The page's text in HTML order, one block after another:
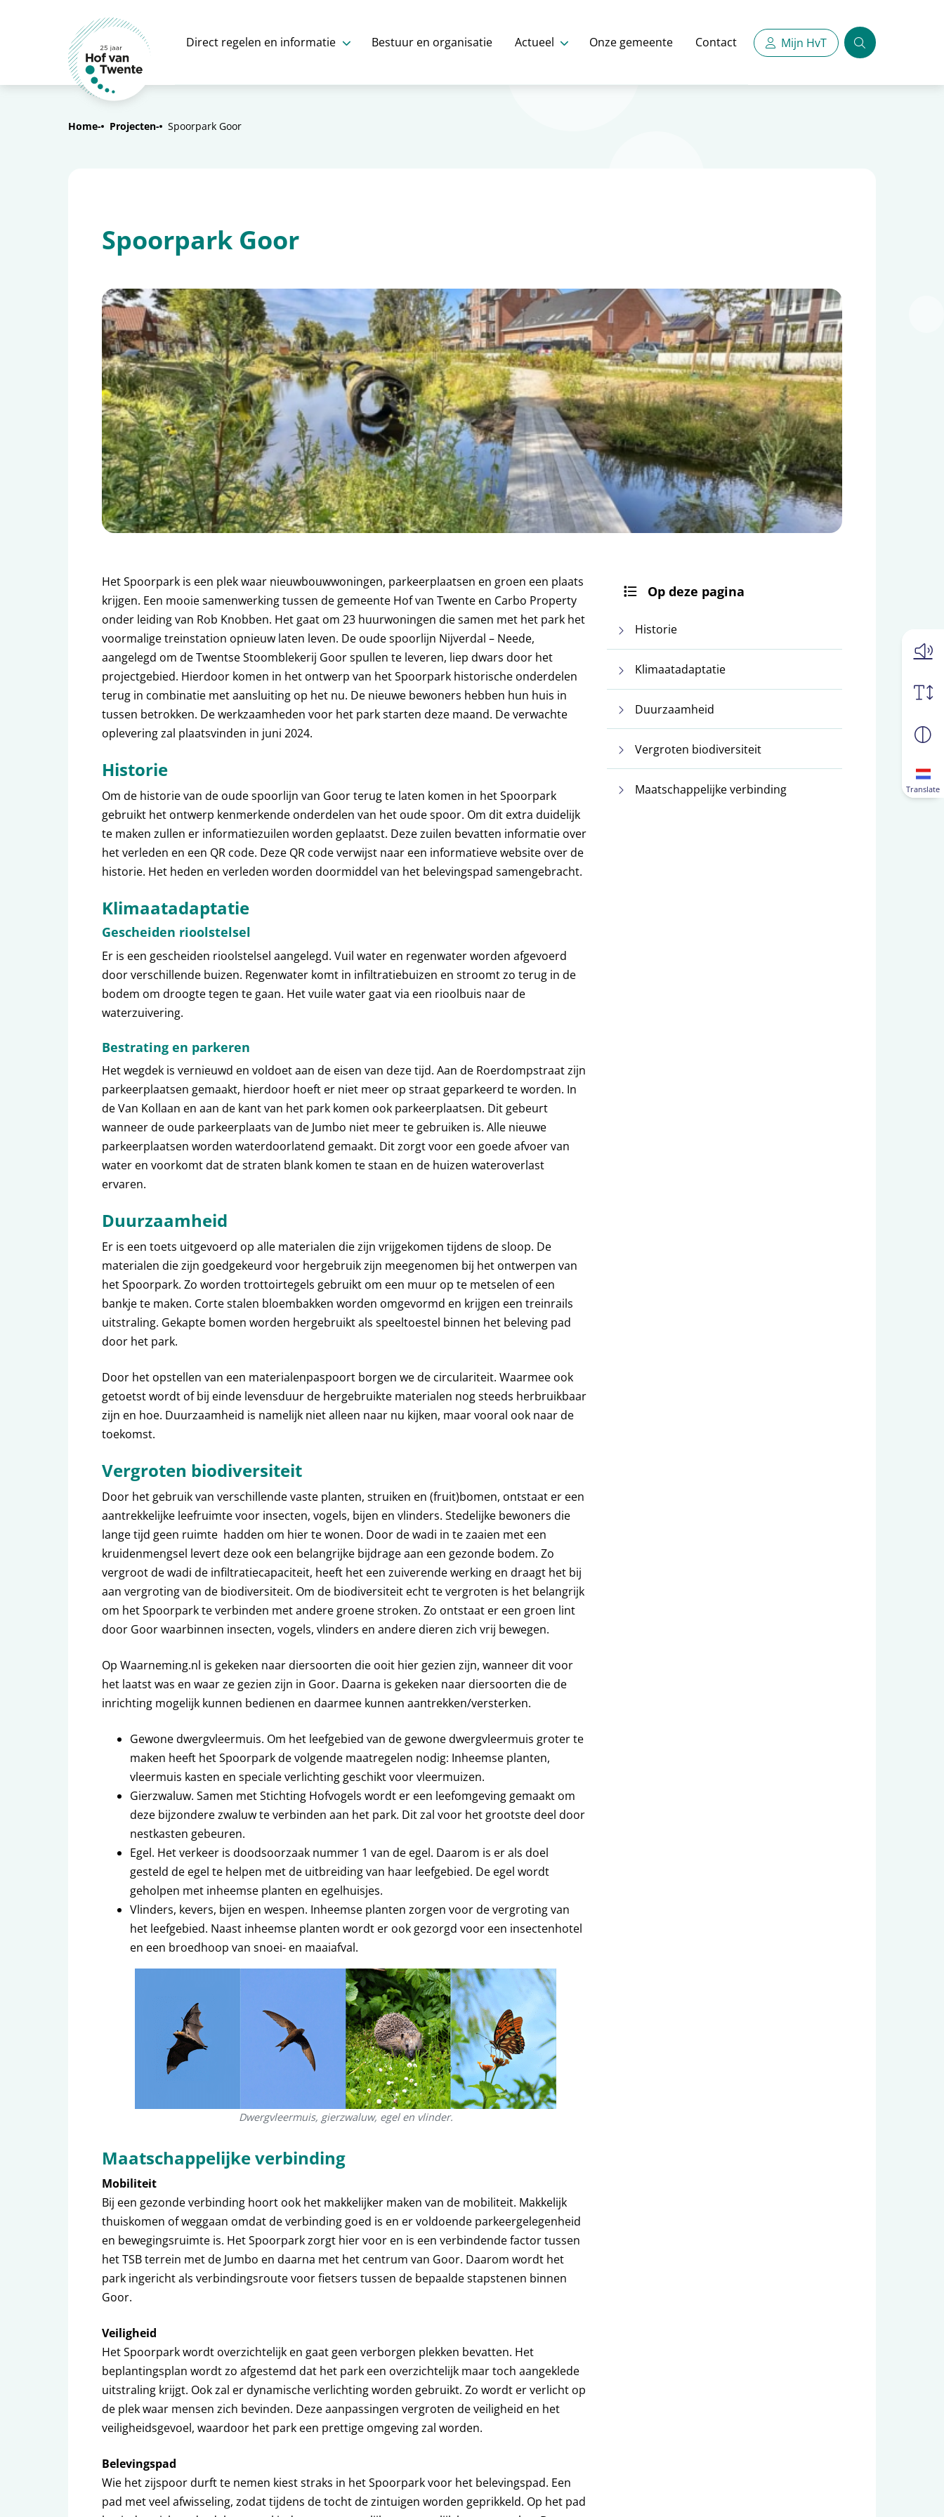
Direct regelen en informatie Bestuur en organisatie Actueel Onze gemeente Contact Mijn HvT
Zoeken
Translate
Home Projecten Spoorpark Goor
Spoorpark Goor
Het Spoorpark is een plek waar nieuwbouwwoningen, parkeerplaatsen en groen een plaats
krijgen. Een mooie samenwerking tussen de gemeente Hof van Twente en Carbo Property
onder leiding van Rob Knobben. Het gaat om 23 huurwoningen die samen met het park het
voormalige treinstation opnieuw laten leven. De oude spoorlijn Nijverdal – Neede,
aangelegd om de Twentse Stoomblekerij Goor spullen te leveren, liep dwars door het
projectgebied. Hierdoor komen in het ontwerp van het Spoorpark historische onderdelen
terug in combinatie met aansluiting op het nu. De nieuwe bewoners hebben hun huis in
tussen betrokken. De werkzaamheden voor het park starten deze maand. De verwachte
oplevering zal plaatsvinden in juni 2024.
Historie
Om de historie van de oude spoorlijn van Goor terug te laten komen in het Spoorpark
gebruikt het ontwerp kenmerkende onderdelen van het oude spoor. Om dit extra duidelijk
te maken zullen er informatiezuilen worden geplaatst. Deze zuilen bevatten informatie over
het verleden en een QR code. Deze QR code verwijst naar een informatieve website over de
historie. Het heden en verleden worden doormiddel van het belevingspad samengebracht.
Klimaatadaptatie
Gescheiden rioolstelsel
Er is een gescheiden rioolstelsel aangelegd. Vuil water en regenwater worden afgevoerd
door verschillende buizen. Regenwater komt in infiltratiebuizen en stroomt zo terug in de
bodem om droogte tegen te gaan. Het vuile water gaat via een rioolbuis naar de
waterzuivering.
Bestrating en parkeren
Het wegdek is vernieuwd en voldoet aan de eisen van deze tijd. Aan de Roerdompstraat zijn
parkeerplaatsen gemaakt, hierdoor hoeft er niet meer op straat geparkeerd te worden. In
de Van Kollaan en aan de kant van het park komen ook parkeerplaatsen. Dit gebeurt
wanneer de oude parkeerplaats van de Jumbo niet meer te gebruiken is. Alle nieuwe
parkeerplaatsen worden waterdoorlatend gemaakt. Dit zorgt voor een goede afvoer van
water en voorkomt dat de straten blank komen te staan en de huizen wateroverlast
ervaren.
Duurzaamheid
Er is een toets uitgevoerd op alle materialen die zijn vrijgekomen tijdens de sloop. De
materialen die zijn goedgekeurd voor hergebruik zijn meegenomen bij het ontwerpen van
het Spoorpark. Zo worden trottoirtegels gebruikt om een muur op te metselen of een
bankje te maken. Corte stalen bloembakken worden omgevormd en krijgen een treinrails
uitstraling. Gekapte bomen worden hergebruikt als speeltoestel binnen het beleving pad
door het park.
Door het opstellen van een materialenpaspoort borgen we de circulariteit. Waarmee ook
getoetst wordt of bij einde levensduur de hergebruikte materialen nog steeds herbruikbaar
zijn en hoe. Duurzaamheid is namelijk niet alleen naar nu kijken, maar vooral ook naar de
toekomst.
Vergroten biodiversiteit
Door het gebruik van verschillende vaste planten, struiken en (fruit)bomen, ontstaat er een
aantrekkelijke leefruimte voor insecten, vogels, bijen en vlinders. Stedelijke bewoners die
lange tijd geen ruimte hadden om hier te wonen. Door de wadi in te zaaien met een
kruidenmengsel levert deze ook een belangrijke bijdrage aan een gezonde bodem. Zo
vergroot de wadi de infiltratiecapaciteit, heeft het een zuiverende werking en draagt het bij
aan vergroting van de biodiversiteit. Om de biodiversiteit echt te vergroten is het belangrijk
om het Spoorpark te verbinden met andere groene stroken. Zo ontstaat er een groen lint
door Goor waarbinnen insecten, vogels, vlinders en andere dieren zich vrij bewegen.
Op Waarneming.nl is gekeken naar diersoorten die ooit hier gezien zijn, wanneer dit voor
het laatst was en waar ze gezien zijn in Goor. Daarna is gekeken naar diersoorten die de
inrichting mogelijk kunnen bedienen en daarmee kunnen aantrekken/versterken.
Gewone dwergvleermuis. Om het leefgebied van de gewone dwergvleermuis groter te
maken heeft het Spoorpark de volgende maatregelen nodig: Inheemse planten,
vleermuis kasten en speciale verlichting geschikt voor vleermuizen.
Gierzwaluw. Samen met Stichting Hofvogels wordt er een leefomgeving gemaakt om
deze bijzondere zwaluw te verbinden aan het park. Dit zal voor het grootste deel door
nestkasten gebeuren.
Egel. Het verkeer is doodsoorzaak nummer 1 van de egel. Daarom is er als doel
gesteld de egel te helpen met de uitbreiding van haar leefgebied. De egel wordt
geholpen met inheemse planten en egelhuisjes.
Vlinders, kevers, bijen en wespen. Inheemse planten zorgen voor de vergroting van
het leefgebied. Naast inheemse planten wordt er ook gezorgd voor een insectenhotel
en een broedhoop van snoei- en maaiafval.
Dwergvleermuis, gierzwaluw, egel en vlinder.
Maatschappelijke verbinding
Mobiliteit
Bij een gezonde verbinding hoort ook het makkelijker maken van de mobiliteit. Makkelijk
thuiskomen of weggaan omdat de verbinding goed is en er voldoende parkeergelegenheid
en bewegingsruimte is. Het Spoorpark zorgt hier voor en is een verbindende factor tussen
het TSB terrein met de Jumbo en daarna met het centrum van Goor. Daarom wordt het
park ingericht als verbindingsroute voor fietsers tussen de bepaalde stapstenen binnen
Goor.
Veiligheid
Het Spoorpark wordt overzichtelijk en gaat geen verborgen plekken bevatten. Het
beplantingsplan wordt zo afgestemd dat het park een overzichtelijk maar toch aangeklede
uitstraling krijgt. Ook zal er dynamische verlichting worden gebruikt. Zo wordt er verlicht op
de plek waar mensen zich bevinden. Deze aanpassingen vergroten de veiligheid en het
veiligheidsgevoel, waardoor het park een prettige omgeving zal worden.
Belevingspad
Wie het zijspoor durft te nemen kiest straks in het Spoorpark voor het belevingspad. Een
pad met veel afwisseling, zodat tijdens de tocht de zintuigen worden geprikkeld. Op het pad
Op deze pagina
Historie
Klimaatadaptatie
Duurzaamheid
Vergroten biodiversiteit
Maatschappelijke verbinding